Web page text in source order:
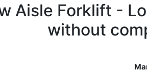
Aisle Forklift -
without